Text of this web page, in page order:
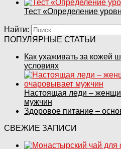
Тест «Определение
Найти:
ПОПУЛЯРНЫЕ СТАТЬИ
Как ухаживать за кожей
условиях
Настоящая леди –
мужчин
Здоровое питание –
СВЕЖИЕ ЗАПИСИ